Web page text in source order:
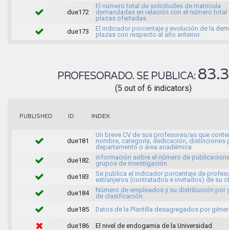
due172
El número total de solicitudes de matrícula
demandadas en relación con el número total
plazas ofertadas.
due173
El indicador porcentaje y evolución de la
plazas con respecto al año anterior.
PROFESORADO. SE PUBLICA:
(5 out of 6 indicators)
PUBLISHED ID INDEX
due181
Un breve CV de sus profesores/as que
nombre, categoría, dedicación, distinciones
departamento o área académica.
due182
información sobre el número de
grupos de investigación.
due183
Se publica el indicador porcentaje de
extranjeros (contratados e invitados) de su
due184
Número de empleados y su distribución por
de clasificación.
due185
Datos de la Plantilla desagregados por
due186 El nivel de endogamia de la Universidad.